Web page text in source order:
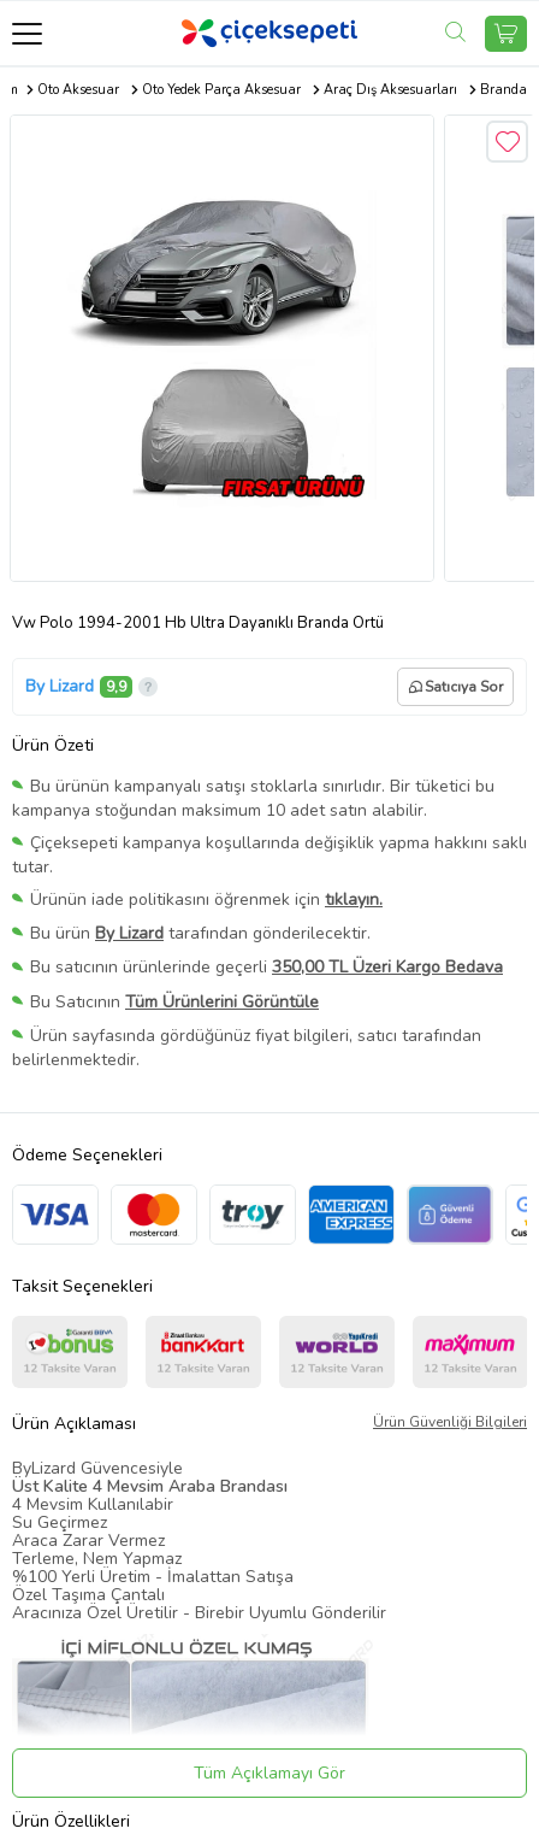
Oto Aksesuar Oto Yedek Parça Aksesuar Araç Dış Aksesuarları Branda
Vw Polo 1994-2001 Hb Ultra Dayanıklı Branda Örtü
By Lizard 9,9 Satıcıya Sor
Ürün Özeti
Bu ürünün kampanyalı satışı stoklarla sınırlıdır. Bir tüketici bu
kampanya stoğundan maksimum 10 adet satın alabilir.
Çiçeksepeti kampanya koşullarında değişiklik yapma hakkını saklı
tutar.
Ürünün iade politikasını öğrenmek için tıklayın.
Bu ürün By Lizard tarafından gönderilecektir.
Bu satıcının ürünlerinde geçerli 350,00 TL Üzeri Kargo Bedava
Bu Satıcının Tüm Ürünlerini Görüntüle
Ürün sayfasında gördüğünüz fiyat bilgileri, satıcı tarafından
belirlenmektedir.
Ödeme Seçenekleri
Taksit Seçenekleri
Ürün Açıklaması Ürün Güvenliği Bilgileri
ByLizard Güvencesiyle
Üst Kalite 4 Mevsim Araba Brandası
4 Mevsim Kullanılabir
Su Geçirmez
Araca Zarar Vermez
Terleme, Nem Yapmaz
%100 Yerli Üretim - İmalattan Satışa
Özel Taşıma Çantalı
Aracınıza Özel Üretilir - Birebir Uyumlu Gönderilir
Tüm Açıklamayı Gör
Ürün Özellikleri